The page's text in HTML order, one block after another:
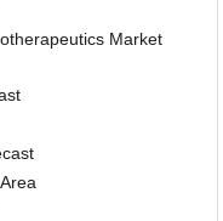
Market